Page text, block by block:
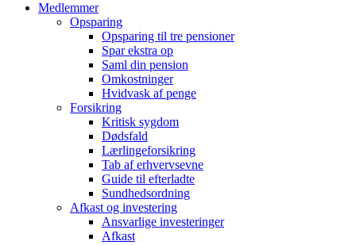
Medlemmer
Opsparing
Opsparing til tre pensioner
Spar ekstra op
Saml din pension
Omkostninger
Hvidvask af penge
Forsikring
Kritisk sygdom
Dødsfald
Lærlingeforsikring
Tab af erhvervsevne
Guide til efterladte
Sundhedsordning
Afkast og investering
Ansvarlige investeringer
Afkast